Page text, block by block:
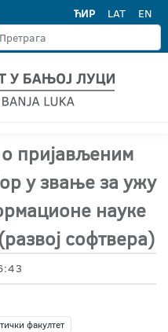
ЋИР LAT EN
о пријављеним
у звање за ужу
науке
софтвера)
факултет